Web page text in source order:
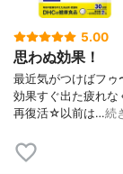
5.00
思わぬ効果！
最近気がつけばフ
効果すぐ出た疲れ
再復活☆以前は…続